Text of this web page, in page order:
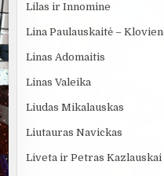
Lilas ir Innomine
Lina Paulauskaitė –
Linas Adomaitis
Linas Valeika
Liudas Mikalauskas
Liutauras Navickas
Liveta ir Petras Kazlauskai